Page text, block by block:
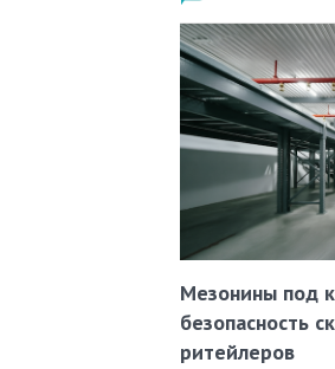
Мезонины под
безопасность
ритейлеров